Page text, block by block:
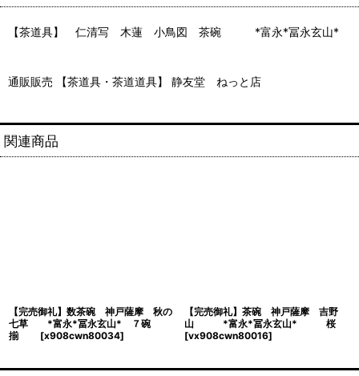
【茶道具】 仁清写 木蓮 小鳥図 茶碗 *富永*冨永玄山*
通販販売 【茶道具・茶道道具】 静友堂 ねっと店
関連商品
【完売御礼】数茶碗 神戸薩摩 秋の
七草 *富永*冨永玄山* ７碗
揃
[x908cwn80034]
【完売御礼】茶碗 神戸薩摩 吉野
山 *富永*冨永玄山* 桜
[vx908cwn80016]